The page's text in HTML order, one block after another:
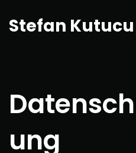
Stefan Kutucu
ung